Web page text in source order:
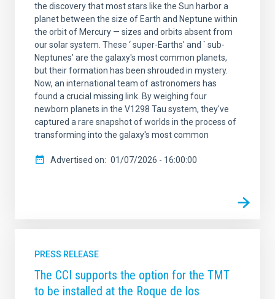
the discovery that most stars like the Sun harbor a
planet between the size of Earth and Neptune within
the orbit of Mercury — sizes and orbits absent from
our solar system. These ‘ super-Earths' and ` sub-
Neptunes’ are the galaxy's most common planets,
but their formation has been shrouded in mystery.
Now, an international team of astronomers has
found a crucial missing link. By weighing four
newborn planets in the V1298 Tau system, they've
captured a rare snapshot of worlds in the process of
transforming into the galaxy's most common
Advertised on 01/07/2026 - 16:00:00
PRESS RELEASE
The CCI supports the option for the TMT
to be installed at the Roque de los